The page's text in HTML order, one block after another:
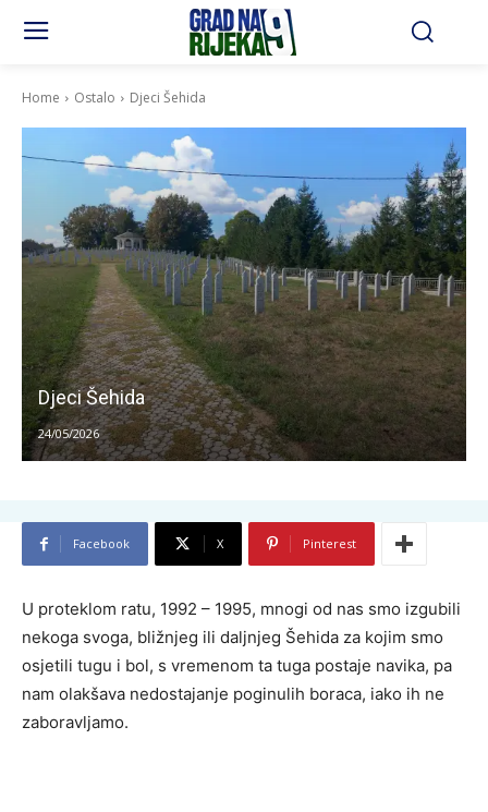
Home Ostalo Djeci Šehida
Djeci Šehida
24/05/2026
Facebook X Pinterest
U proteklom ratu, 1992 – 1995, mnogi od nas smo izgubili
nekoga svoga, bližnjeg ili daljnjeg Šehida za kojim smo
osjetili tugu i bol, s vremenom ta tuga postaje navika, pa
nam olakšava nedostajanje poginulih boraca, iako ih ne
zaboravljamo.